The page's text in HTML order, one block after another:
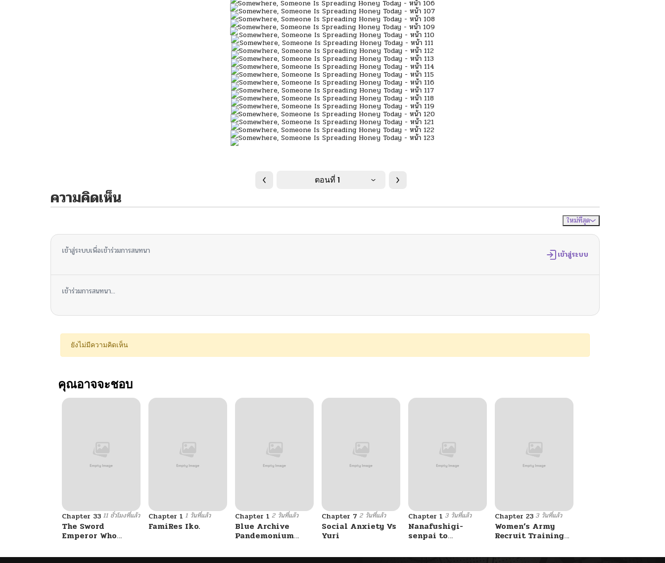
ตอนที่ 1
ความคิดเห็น
ใหม่ที่สุด
เข้าสู่ระบบเพื่อเข้าร่วมการสนทนา เข้าสู่ระบบ
เข้าร่วมการสนทนา...
ยังไม่มีความคิดเห็น
คุณอาจจะชอบ
Chapter 33 11 ชั่วโมงที่แล้ว
The Sword
Emperor Who
Previous Life
Chapter 1 1 วันที่แล้ว
FamiRes Iko.
Chapter 1 2 วันที่แล้ว
Blue Archive
Pandemonium
Hayashiya
Chapter 7 2 วันที่แล้ว
Social Anxiety Vs
Yuri
Chapter 1 3 วันที่แล้ว
Nanafushigi-
senpai to
Chapter 23 3 วันที่แล้ว
Women’s Army
Recruit Training